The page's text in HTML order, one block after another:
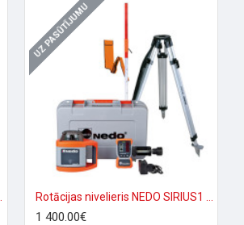
UZ PASŪTĪJUMU
1 400.00€